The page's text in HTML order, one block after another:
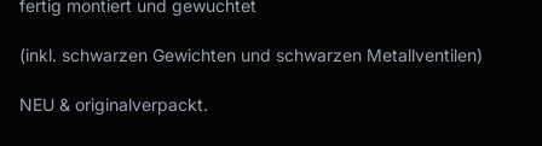
fertig montiert und gewuchtet
(inkl. schwarzen Gewichten und schwarzen Metallventilen)
NEU & originalverpackt.